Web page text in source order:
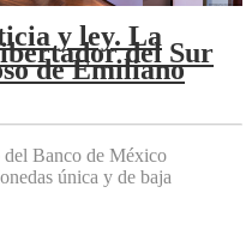
y ley. La
del Sur
de Emiliano
del Banco de México
única y de baja